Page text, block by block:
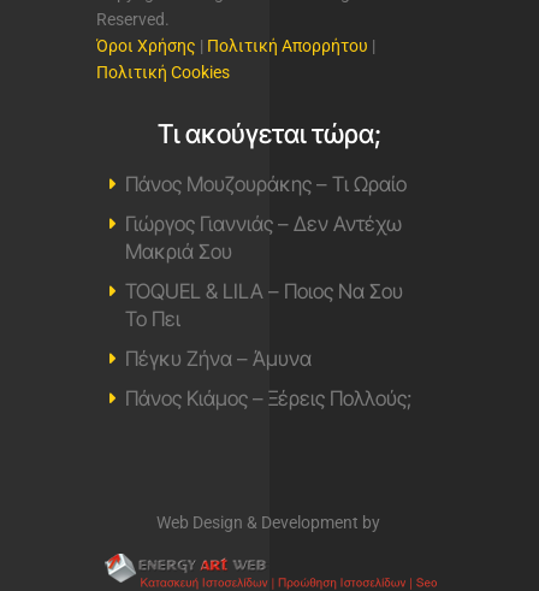
Reserved.
Όροι Χρήσης | Πολιτική Απορρήτου |
Πολιτική Cookies
Τι ακούγεται τώρα;
Πάνος Μουζουράκης – Τι Ωραίο
Γιώργος Γιαννιάς – Δεν Αντέχω
Μακριά Σου
TOQUEL & LILA – Ποιος Να Σου
Το Πει
Πέγκυ Ζήνα – Άμυνα
Πάνος Κιάμος – Ξέρεις Πολλούς;
Web Design & Development by